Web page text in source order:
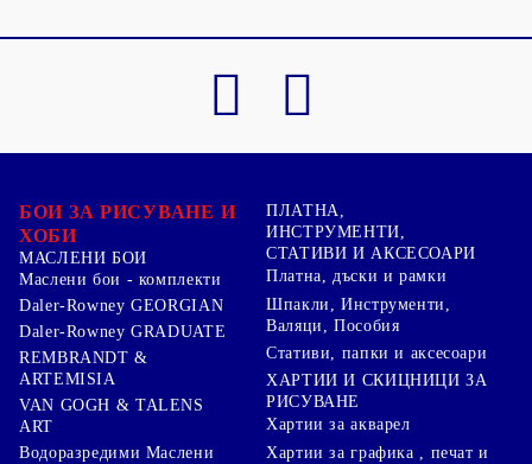
БОИ ЗА РИСУВАНЕ И
ХОБИ
МАСЛЕНИ БОИ
Маслени бои - комплекти
Daler-Rowney GEORGIAN
Daler-Rowney GRADUATE
REMBRANDT &
ARTEMISIA
VAN GOGH & TALENS
ART
Водоразредими Маслени
ПЛАТНА,
ИНСТРУМЕНТИ,
СТАТИВИ И АКСЕСОАРИ
Платна, дъски и рамки
Шпакли, Инструменти,
Валяци, Пособия
Стативи, папки и аксесоари
ХАРТИИ И СКИЦНИЦИ ЗА
РИСУВАНЕ
Хартии за акварел
Хартии за графика , печат и